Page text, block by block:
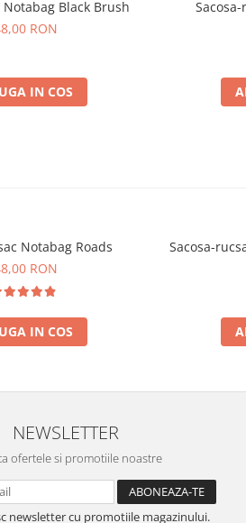
Notabag Black Brush
RON
IN COS
Notabag Roads
RON
IN COS
Sacosa-
NEWSLETTER
ofertele si promotiile noastre
newsletter cu promotiile magazinului.